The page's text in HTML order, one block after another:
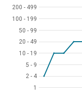
11
2 - 4
2 - 4
5 - 9
5 - 9
10 - 19
10 - 19
20 - 49
20 - 49
50 - 99
50 - 99
100 - 199
100 - 199
200 - 499
200 - 499